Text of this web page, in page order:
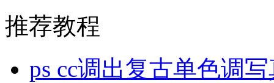
推荐教程
ps cc调出复古单色调